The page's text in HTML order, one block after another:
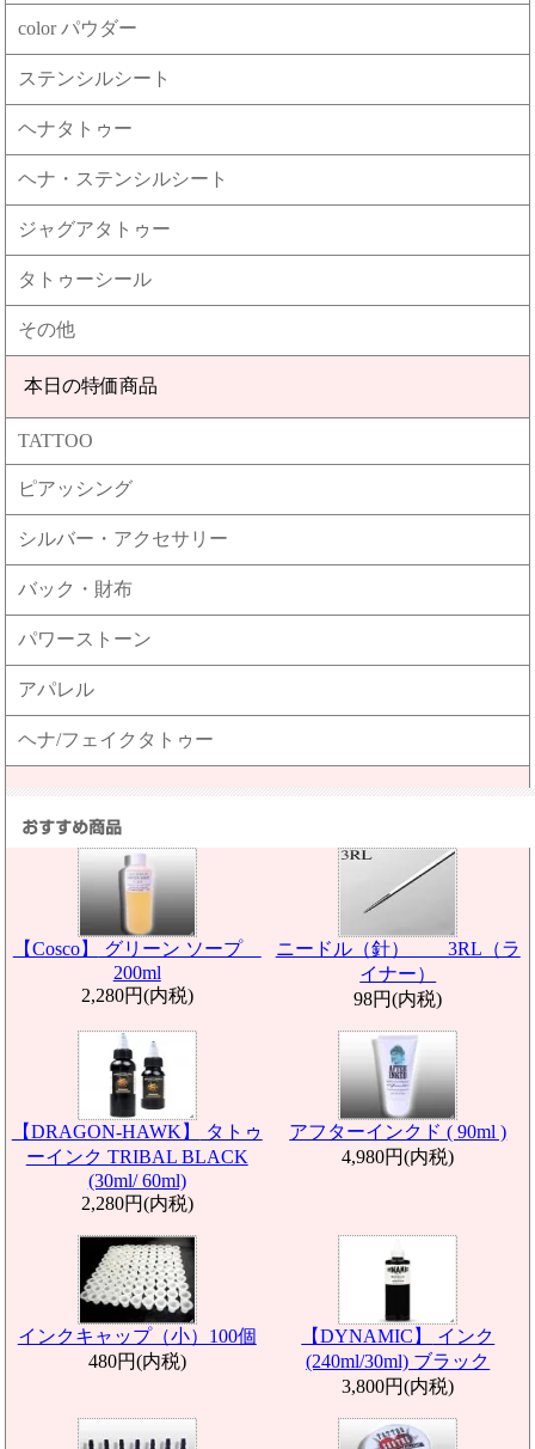
color パウダー
ステンシルシート
ヘナタトゥー
ヘナ・ステンシルシート
ジャグアタトゥー
タトゥーシール
その他
本日の特価商品
TATTOO
ピアッシング
シルバー・アクセサリー
バック・財布
パワーストーン
アパレル
ヘナ/フェイクタトゥー
【Cosco】
グリーン ソープ
200ml
2,280円(内税)
ニードル（針） 3RL（ラ
イナー）
98円(内税)
【DRAGON-HAWK】
タトゥ
ーインク TRIBAL BLACK
(30ml/ 60ml)
2,280円(内税)
アフターインクド ( 90ml )
4,980円(内税)
インクキャップ（小）100個
480円(内税)
【DYNAMIC】
インク
(240ml/30ml) ブラック
3,800円(内税)